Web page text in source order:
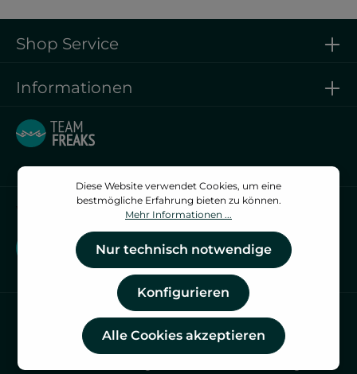
Vertrag widerrufen
Vertrag widerrufen
Shop Service
Informationen
Diese Website verwendet Cookies, um eine
bestmögliche Erfahrung bieten zu können.
Mehr Informationen ...
Nur technisch notwendige
Konfigurieren
Alle Cookies akzeptieren